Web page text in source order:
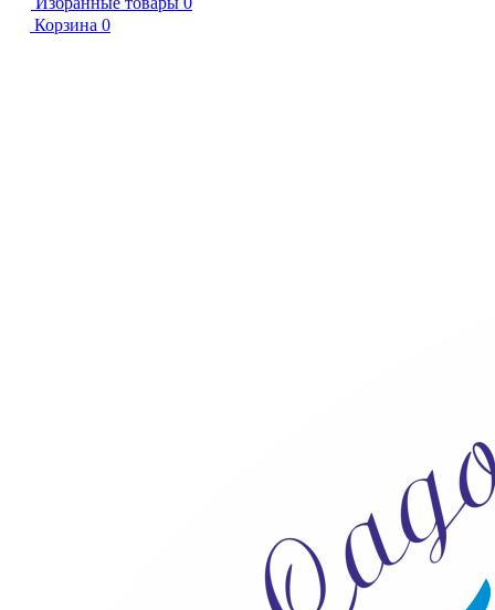
Корзина 0